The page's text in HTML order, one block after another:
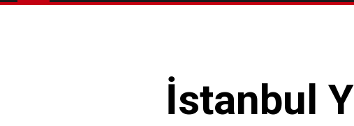
İstanbul